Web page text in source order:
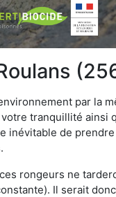
par la
tranquillité ainsi
de
rongeurs ne
Il serait